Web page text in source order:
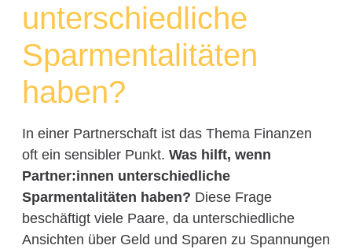
unterschiedliche
Sparmentalitäten
haben?
In einer Partnerschaft ist das Thema Finanzen
oft ein sensibler Punkt. Was hilft, wenn
Partner:innen unterschiedliche
Sparmentalitäten haben? Diese Frage
beschäftigt viele Paare, da unterschiedliche
Ansichten über Geld und Sparen zu Spannungen